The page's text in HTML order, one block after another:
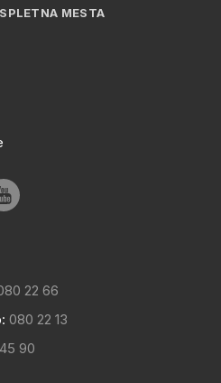
MESTA
22 66
080 22 13
90